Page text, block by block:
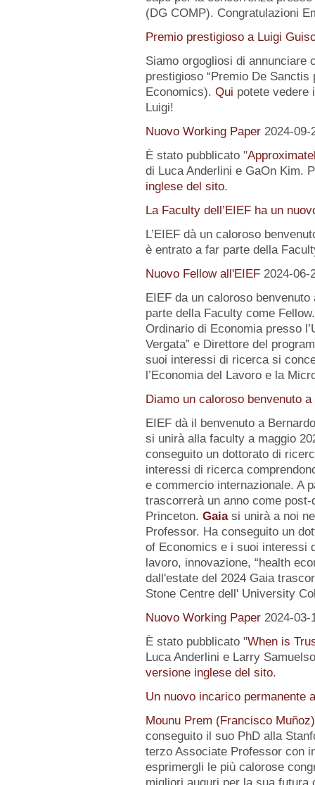
(DG COMP). Congratulazioni
Premio prestigioso a Luigi
Siamo orgogliosi di annunciare
prestigioso “Premio De
Economics). Qui potete vedere
Luigi!
Nuovo Working Paper 2024-09-
È stato pubblicato "
di Luca Anderlini e GaOn Kim.
inglese del sito.
La Faculty dell’EIEF ha un
L’EIEF dà un caloroso
è entrato a far parte della
Nuovo Fellow all'EIEF 2024-06-
EIEF da un caloroso
parte della Faculty come
Ordinario di Economia presso
Vergata” e Direttore del
suoi interessi di ricerca si
l’Economia del Lavoro e la
Diamo un caloroso benvenuto
EIEF dà il benvenuto a
si unirà alla faculty a maggio
conseguito un dottorato di
interessi di ricerca
e commercio internazionale. A
trascorrerà un anno come
Princeton. Gaiasi unirà a noi
Professor. Ha conseguito un
of Economics e i suoi interessi
lavoro, innovazione, “health
dall'estate del 2024 Gaia
Stone Centre dell' University
Nuovo Working Paper 2024-03-
È stato pubblicato "When is
Luca Anderlini e Larry
versione inglese del sito.
Un nuovo incarico permanente
Mounu Prem (Francisco Muñoz)
conseguito il suo PhD alla
terzo Associate Professor con
esprimergli le più calorose